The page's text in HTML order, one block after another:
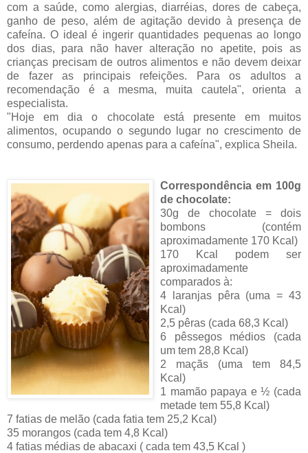
com a saúde, como alergias, diarréias, dores de cabeça,
ganho de peso, além de agitação devido à presença de
cafeína. O ideal é ingerir quantidades pequenas ao longo
dos dias, para não haver alteração no apetite, pois as
crianças precisam de outros alimentos e não devem deixar
de fazer as principais refeições. Para os adultos a
recomendação é a mesma, muita cautela", orienta a
especialista.
"Hoje em dia o chocolate está presente em muitos
alimentos, ocupando o segundo lugar no crescimento de
consumo, perdendo apenas para a cafeína", explica Sheila.
Correspondência em 100g
de chocolate:
30g de chocolate = dois
bombons (contém
aproximadamente 170 Kcal)
170 Kcal podem ser
aproximadamente
comparados à:
4 laranjas pêra (uma = 43
Kcal)
2,5 pêras (cada 68,3 Kcal)
6 pêssegos médios (cada
um tem 28,8 Kcal)
2 maçãs (uma tem 84,5
Kcal)
1 mamão papaya e ½ (cada
metade tem 55,8 Kcal)
7 fatias de melão (cada fatia tem 25,2 Kcal)
35 morangos (cada tem 4,8 Kcal)
4 fatias médias de abacaxi ( cada tem 43,5 Kcal )